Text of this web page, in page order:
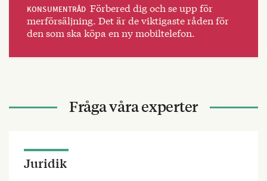
KONSUMENTRÅD Förbered dig och se upp för
merförsäljning. Det är de viktigaste råden för
den som ska köpa en ny mobiltelefon.
Fråga våra experter
Juridik